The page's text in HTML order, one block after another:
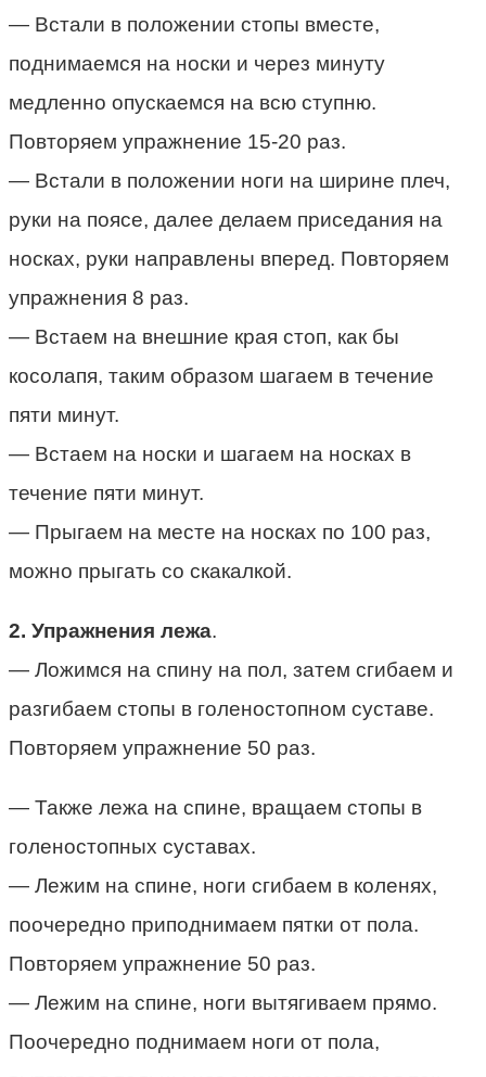
— Встали в положении стопы вместе,
поднимаемся на носки и через минуту
медленно опускаемся на всю ступню.
Повторяем упражнение 15-20 раз.
— Встали в положении ноги на ширине плеч,
руки на поясе, далее делаем приседания на
носках, руки направлены вперед. Повторяем
упражнения 8 раз.
— Встаем на внешние края стоп, как бы
косолапя, таким образом шагаем в течение
пяти минут.
— Встаем на носки и шагаем на носках в
течение пяти минут.
— Прыгаем на месте на носках по 100 раз,
можно прыгать со скакалкой.
2. Упражнения лежа.
— Ложимся на спину на пол, затем сгибаем и
разгибаем стопы в голеностопном суставе.
Повторяем упражнение 50 раз.
— Также лежа на спине, вращаем стопы в
голеностопных суставах.
— Лежим на спине, ноги сгибаем в коленях,
поочередно приподнимаем пятки от пола.
Повторяем упражнение 50 раз.
— Лежим на спине, ноги вытягиваем прямо.
Поочередно поднимаем ноги от пола,